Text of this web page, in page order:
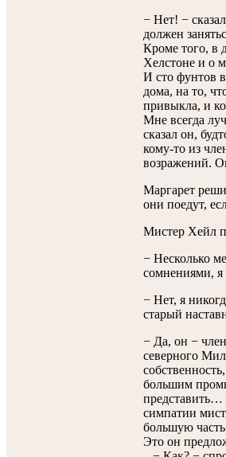
− Нет! −
должен
Кроме того, в
Хелстоне и о
И сто фунтов
дома, на то,
привыкла, и
Мне всегда
сказал он,
кому-то из
возражений.
Маргарет
они поедут,
Мистер Хейл
− Несколько
сомнениями, я
− Нет, я
старый
− Да, он −
северного
большим
представить…
симпатии
большую
Это он